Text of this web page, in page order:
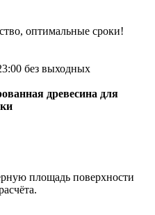
оптимальные сроки!
без выходных
древесина для
площадь поверхности